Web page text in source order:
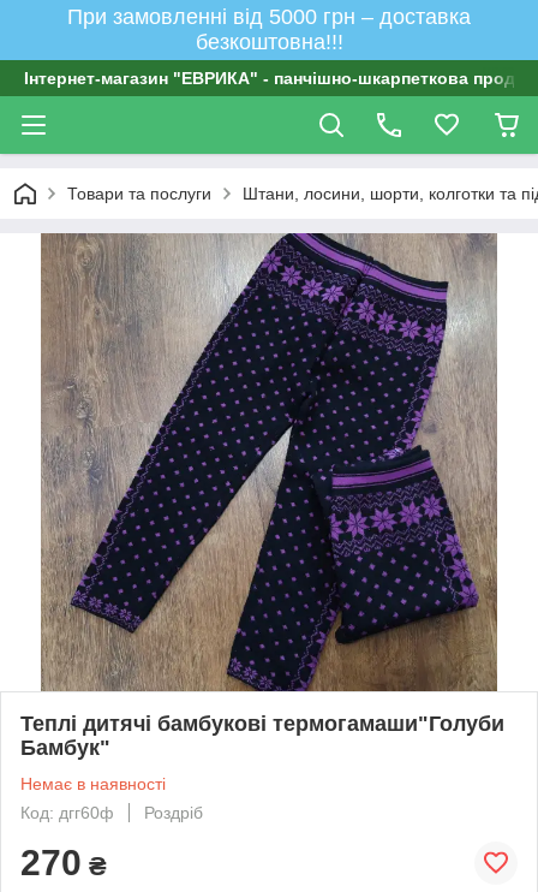
При замовленні від 5000 грн – доставка
безкоштовна!!!
Інтернет-магазин "ЕВРИКА" - панчішно-шкарпеткова
Товари та послуги Штани, лосини, шорти, колготки та
Теплі дитячі бамбукові термогамаши"Голуби
Бамбук"
Немає в наявності
Код: дгг60ф
Роздріб
270 ₴